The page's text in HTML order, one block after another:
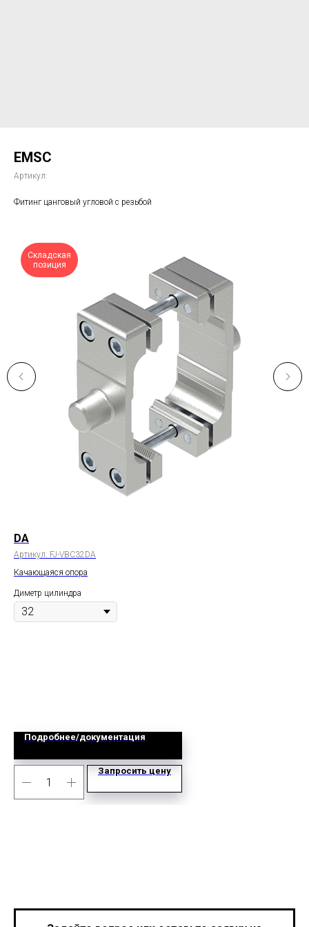
EMSC
Артикул:
Фитинг цанговый угловой с резьбой
Складская
позиция
DA
Артикул: FJ-VBC32DA
Качающаяся опора
Диметр цилиндра
Подробнее/документация
Запросить цену